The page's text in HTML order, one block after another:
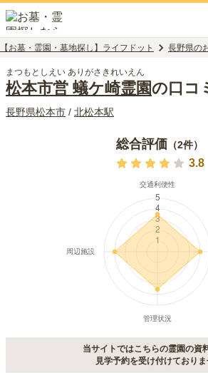
【お墓・霊園・墓地探し】ライフドット 長野県の
まつもとしえい ありがさきれいえん
松本市営 蟻ケ崎霊園の口コ
長野県松本市 / 北松本駅
総合評価 （2件）
3.8
当サイトではこちらの霊園の資
見学予約を受け付けており